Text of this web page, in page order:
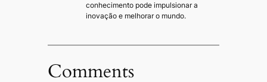
conhecimento pode impulsionar a
inovação e melhorar o mundo.
Comments